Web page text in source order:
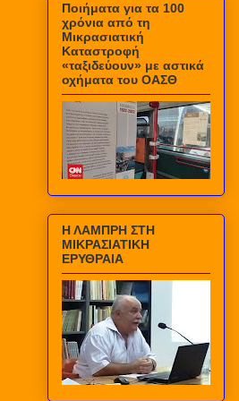
Ποιήματα για τα 100
χρόνια από τη
Μικρασιατική
Καταστροφή
«ταξιδεύουν» με αστικά
οχήματα του ΟΑΣΘ
Η ΛΑΜΠΡΗ ΣΤΗ
ΜΙΚΡΑΣΙΑΤΙΚΗ
ΕΡΥΘΡΑΙΑ